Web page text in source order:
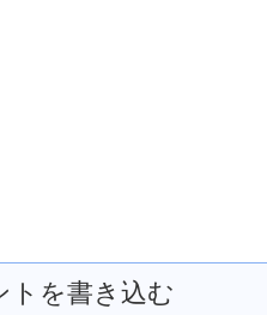
トを書き込む